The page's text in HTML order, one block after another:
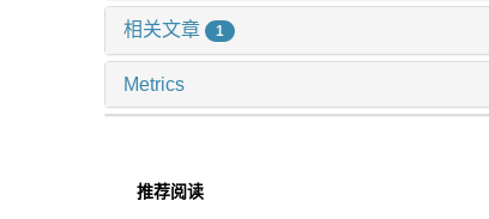
相关文章 1
Metrics
推荐阅读